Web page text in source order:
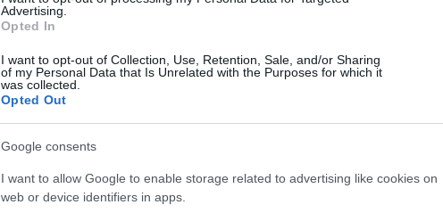
Advertising.
Opted In
I want to opt-out of Collection, Use, Retention, Sale, and/or Sharing
of my Personal Data that Is Unrelated with the Purposes for which it
was collected.
Opted Out
Google consents
I want to allow Google to enable storage related to advertising like cookies on
web or device identifiers in apps.